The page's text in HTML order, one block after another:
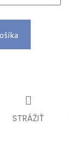
STRÁŽIŤ